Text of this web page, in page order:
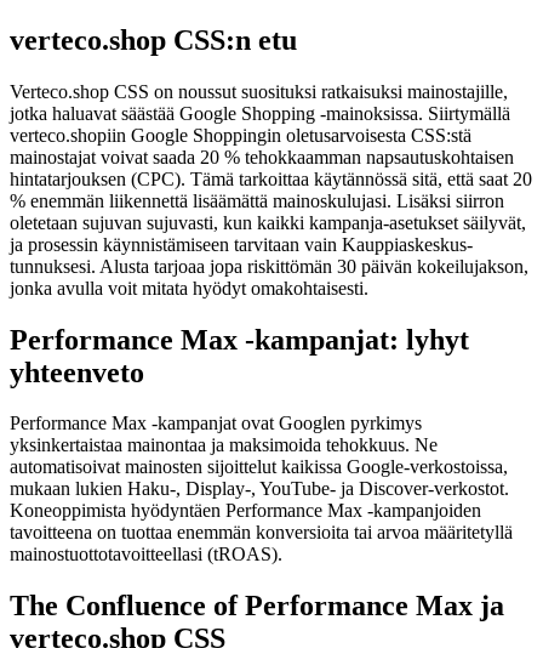
verteco.shop CSS:n etu
Verteco.shop CSS on noussut suosituksi ratkaisuksi mainostajille,
jotka haluavat säästää Google Shopping -mainoksissa. Siirtymällä
verteco.shopiin Google Shoppingin oletusarvoisesta CSS:stä
mainostajat voivat saada 20 % tehokkaamman napsautuskohtaisen
hintatarjouksen (CPC). Tämä tarkoittaa käytännössä sitä, että saat 20
% enemmän liikennettä lisäämättä mainoskulujasi. Lisäksi siirron
oletetaan sujuvan sujuvasti, kun kaikki kampanja-asetukset säilyvät,
ja prosessin käynnistämiseen tarvitaan vain Kauppiaskeskus-
tunnuksesi. Alusta tarjoaa jopa riskittömän 30 päivän kokeilujakson,
jonka avulla voit mitata hyödyt omakohtaisesti.
Performance Max -kampanjat: lyhyt
yhteenveto
Performance Max -kampanjat ovat Googlen pyrkimys
yksinkertaistaa mainontaa ja maksimoida tehokkuus. Ne
automatisoivat mainosten sijoittelut kaikissa Google-verkostoissa,
mukaan lukien Haku-, Display-, YouTube- ja Discover-verkostot.
Koneoppimista hyödyntäen Performance Max -kampanjoiden
tavoitteena on tuottaa enemmän konversioita tai arvoa määritetyllä
mainostuottotavoitteellasi (tROAS).
The Confluence of Performance Max ja
verteco.shop CSS